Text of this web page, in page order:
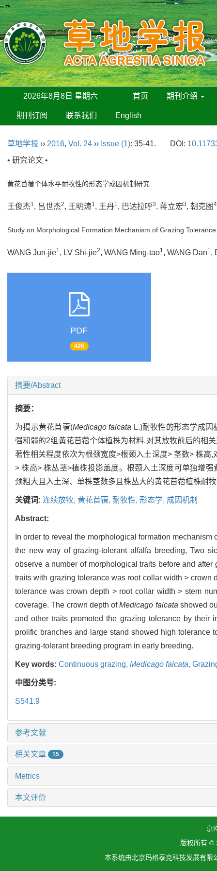
2026年8月8日 星期六 首页 期刊介绍
期刊订阅 联系我们 English
草地学报 ›› 2016, Vol. 24 ›› Issue (1): 35-41. DOI:
• 研究论文 •
黄花苜蓿个体水平耐牧性的形态学成因机制研究
王俊杰1, 吕世杰2, 王明涛1, 王丹1, 巴达拉呼3, 蒋立宏3, 朝克图 4
Study on Morphological Formation Mechanism of Grazing
WANG Jun-jie1, LV Shi-jie2, WANG Ming-tao1, WANG Dan1,
PDF
426
摘要/Abstract
摘要：
为揭示黄花苜蓿(Medicago falcata L.)耐牧性的形态学成
强和弱的2组黄花苜蓿个体植株为材料,对其放牧前后的相
著性相关程度依次为根颈宽度>根颈入土深度> 茎数> 株
> 株高> 株丛茎>植株投影盖度。根颈入土深度可单独增
颈粗大且入土深、单株茎数多且株丛大的黄花苜蓿植株耐
关键词: 连续放牧, 黄花苜蓿, 耐牧性, 形态学, 成因机制
Abstract:
In order to reveal the morphological formation
the new way of grazing-tolerant alfalfa breeding, Two
observe a number of morphological traits before and
traits with grazing tolerance was root collar width > crown
tolerance was crown depth > root collar width > stem
coverage. The crown depth ofMedicago falcata showed
and other traits promoted the grazing tolerance by their
prolific branches and large stand showed high tolerance
grazing-tolerant breeding program in early breeding.
Key words: Continuous grazing, Medicago falcata,
中图分类号:
S541.9
参考文献
相关文章 15
Metrics
本文评价
京
版权所有 ©
本系统由北京玛格泰克科技发展有